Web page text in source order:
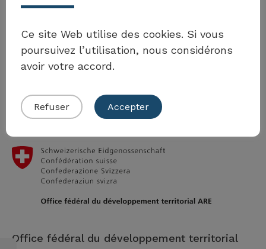
Office fédéral du développement territorial
Ce site Web utilise des cookies. Si vous
poursuivez l’utilisation, nous considérons
avoir votre accord.
Refuser Accepter